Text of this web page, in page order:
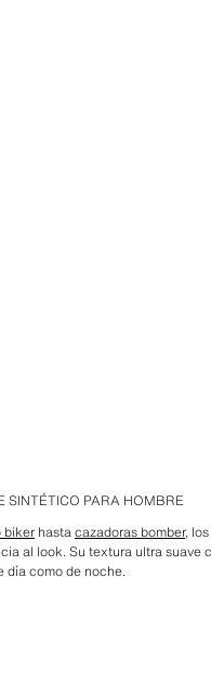
SINTÉTICO PARA HOMBRE
biker hastacazadoras bomber,
al look. Su textura ultra suave
día como de noche.